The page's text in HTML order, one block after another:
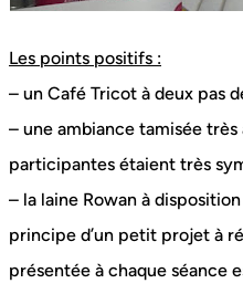
Les points positifs :
– un Café Tricot à deux pas
– une ambiance tamisée très
participantes étaient très
– la laine Rowan à
principe d’un petit projet à
présentée à chaque séance